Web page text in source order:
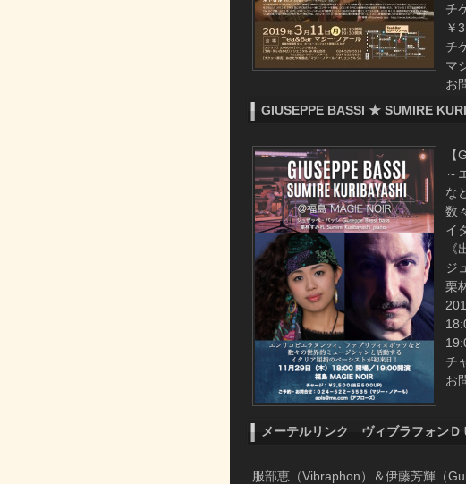
チ
￥
チ
マ
お
GIUSEPPE BASSI ★ SUMIRE
～
な
数
イ
《
ジ
栗
チ
お
メーテルリンク ヴィブラフォンＤ
服部恵（Vibraphon）＆伊藤芳輝（